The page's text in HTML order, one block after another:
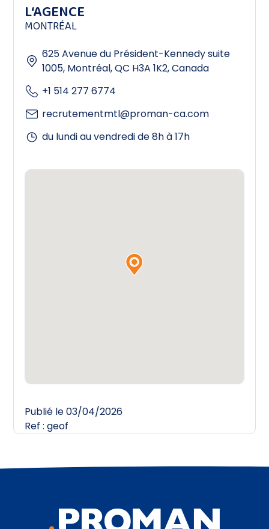
L‘AGENCE
MONTRÉAL
625 Avenue du Président-Kennedy suite
1005, Montréal, QC H3A 1K2, Canada
+1 514 277 6774
recrutementmtl@proman-ca.com
du lundi au vendredi de 8h à 17h
Publié le 03/04/2026
Ref : geof